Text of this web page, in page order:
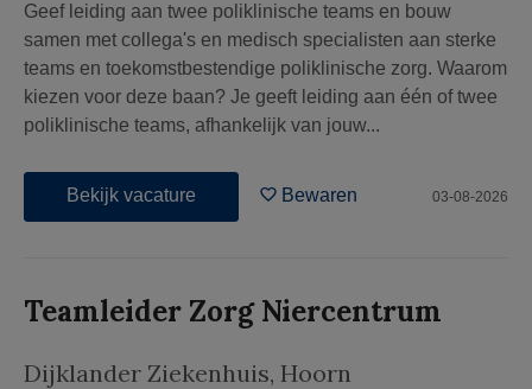
Geef leiding aan twee poliklinische teams en bouw
samen met collega's en medisch specialisten aan sterke
teams en toekomstbestendige poliklinische zorg. Waarom
kiezen voor deze baan? Je geeft leiding aan één of twee
poliklinische teams, afhankelijk van jouw...
Bekijk vacature Bewaren 03-08-2026
Teamleider Zorg Niercentrum
Dijklander Ziekenhuis, Hoorn